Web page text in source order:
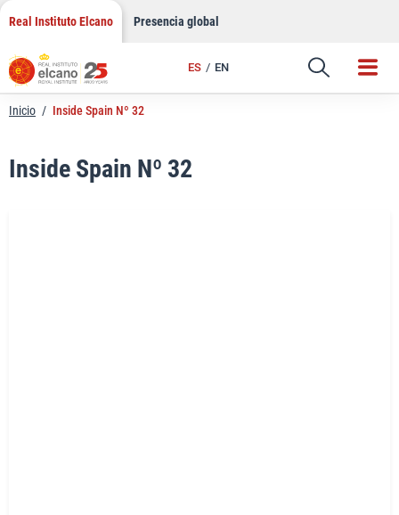
Saltar
contenido
Real Instituto Elcano Presencia global
ES EN
Enlace
Inicio / Inside Spain Nº 32
Inside Spain Nº 32